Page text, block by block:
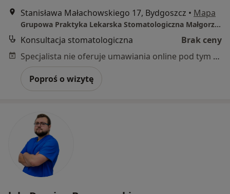
Stanisława Małachowskiego 17, Bydgoszcz • Mapa
Grupowa Praktyka Lekarska Stomatologiczna Małgorzata Kiełb-Lebioda
Konsultacja stomatologiczna
Brak ceny
Specjalista nie oferuje umawiania online pod tym adresem.
Poproś o wizytę